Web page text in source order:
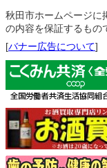
秋田市ホームページに
の内容を保証するもの
[バナー広告について]